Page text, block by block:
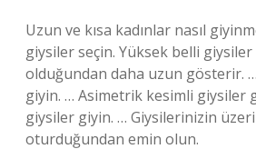
Uzun ve kısa kadınlar nasıl
giysiler seçin. Yüksek belli giysiler
olduğundan daha uzun gösterir.
giyin. … Asimetrik kesimli giysiler
giysiler giyin. … Giysilerinizin
oturduğundan emin olun.